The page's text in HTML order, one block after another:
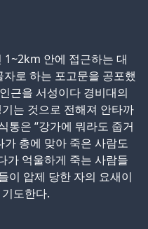
1~2km 안에 접근하는 대
자로 하는 포고문을 공포했
근을 서성이다 경비대의
는 것으로 전해져 안타까
통은 “강가에 뭐라도 줍거
총에 맞아 죽은 사람도
가 억울하게 죽는 사람들
이 압제 당한 자의 요새이
도한다.